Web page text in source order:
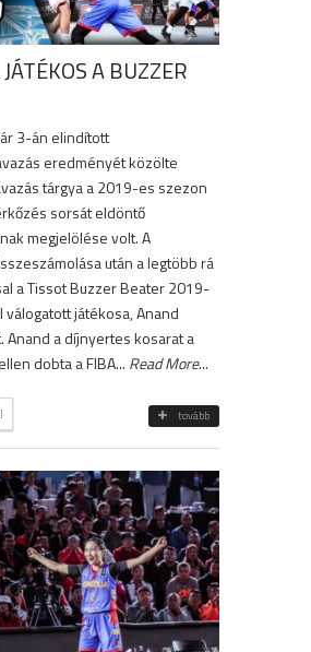
A BUZZER
3-án elindított
eredményét közölte
tárgya a 2019-es szezon
sorsát eldöntő
megjelölése volt. A
után a legtöbb rá
a Tissot Buzzer Beater 2019-
válogatott játékosa, Anand
Anand a díjnyertes kosarat a
dobta a FIBA... Read More...
tovább